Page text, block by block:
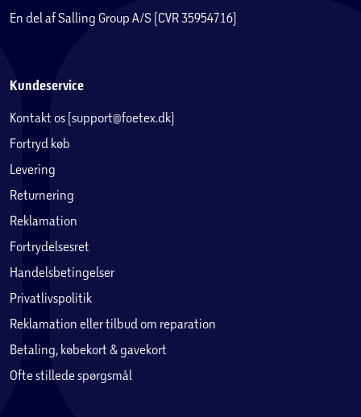
En del af Salling Group A/S (CVR 35954716)
Kundeservice
Kontakt os (support@foetex.dk)
Fortryd køb
Levering
Returnering
Reklamation
Fortrydelsesret
Handelsbetingelser
Privatlivspolitik
Reklamation eller tilbud om reparation
Betaling, købekort & gavekort
Ofte stillede spørgsmål